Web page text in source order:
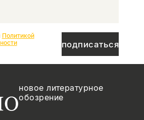
подписаться
Политикой
новое литературное
обозрение